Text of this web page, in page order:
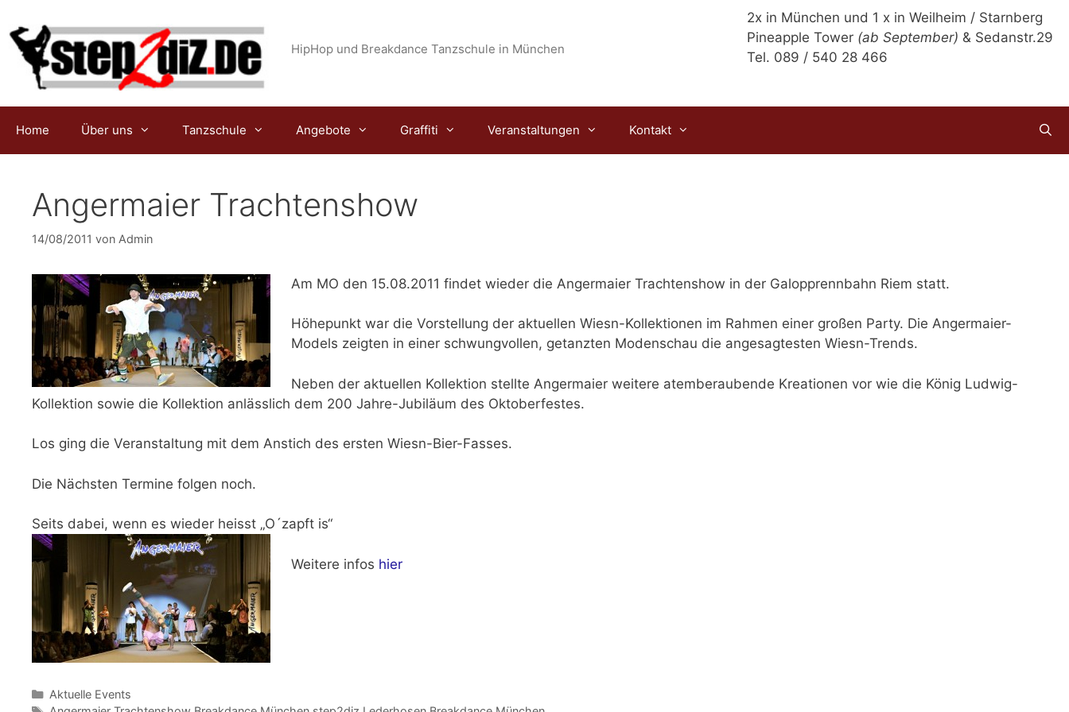
Inhalt
springen
2x in München und 1 x in Weilheim / Starnberg
Pineapple Tower (ab September) & Sedanstr.29
Tel. 089 / 540 28 466
HipHop und Breakdance Tanzschule in München
Home Über uns Tanzschule Angebote Graffiti Veranstaltungen Kontakt
Angermaier Trachtenshow
14/08/2011 von Admin
Am MO den 15.08.2011 findet wieder die Angermaier Trachtenshow in der Galopprennbahn Riem statt.
Höhepunkt war die Vorstellung der aktuellen Wiesn-Kollektionen im Rahmen einer großen Party. Die Angermaier-
Models zeigten in einer schwungvollen, getanzten Modenschau die angesagtesten Wiesn-Trends.
Neben der aktuellen Kollektion stellte Angermaier weitere atemberaubende Kreationen vor wie die König Ludwig-
Kollektion sowie die Kollektion anlässlich dem 200 Jahre-Jubiläum des Oktoberfestes.
Los ging die Veranstaltung mit dem Anstich des ersten Wiesn-Bier-Fasses.
Die Nächsten Termine folgen noch.
Seits dabei, wenn es wieder heisst „O´zapft is“
Weitere infos hier
Kategorien
Aktuelle Events